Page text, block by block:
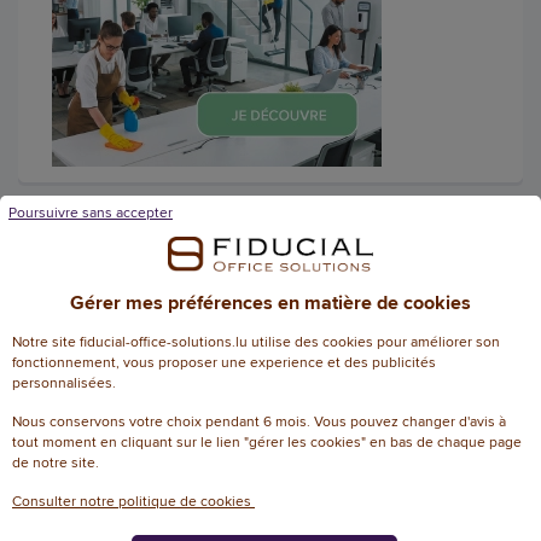
alimentaires fury
6,53 € HT
(7,64 € TTC)
AJOUTER
Nettoyant voitures - Spécial
Gérer mes préférences en matière de cookies
Notre site fiducial-office-solutions.lu utilise des cookies pour améliorer son
fonctionnement, vous proposer une experience et des publicités
personnalisées.
Nous conservons votre choix pendant 6 mois. Vous pouvez changer d'avis à
tout moment en cliquant sur le lien "gérer les cookies" en bas de chaque page
de notre site.
Consulter notre politique de cookies
Poursuivre sans accepter